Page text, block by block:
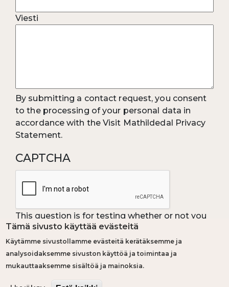
Viesti
By submitting a contact request, you consent
to the processing of your personal data in
accordance with the Visit Mathildedal Privacy
Statement.
CAPTCHA
This question is for testing whether or not you
are a human visitor and to prevent automated
spam submissions.
Tämä sivusto käyttää evästeitä
Käytämme sivustollamme evästeitä kerätäksemme ja
analysoidaksemme sivuston käyttöä ja toimintaa ja
mukauttaaksemme sisältöä ja mainoksia.